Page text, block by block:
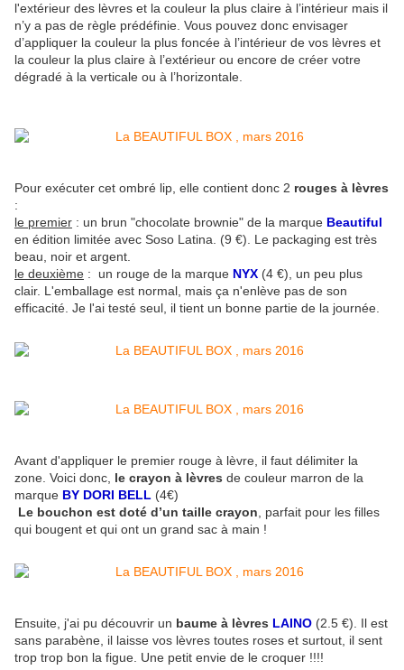
l'extérieur des lèvres et la couleur la plus claire à l’intérieur mais il
n’y a pas de règle prédéfinie. Vous pouvez donc envisager
d’appliquer la couleur la plus foncée à l’intérieur de vos lèvres et
la couleur la plus claire à l’extérieur ou encore de créer votre
dégradé à la verticale ou à l’horizontale.
Pour exécuter cet ombré lip, elle contient donc 2 rouges à lèvres
:
le premier : un brun "chocolate brownie" de la marque Beautiful
en édition limitée avec Soso Latina. (9 €). Le packaging est très
beau, noir et argent.
le deuxième : un rouge de la marque NYX (4 €), un peu plus
clair. L'emballage est normal, mais ça n'enlève pas de son
efficacité. Je l'ai testé seul, il tient un bonne partie de la journée.
Avant d'appliquer le premier rouge à lèvre, il faut délimiter la
zone. Voici donc, le crayon à lèvres de couleur marron de la
marque BY DORI BELL (4€)
Le bouchon est doté d’un taille crayon , parfait pour les filles
qui bougent et qui ont un grand sac à main !
Ensuite, j'ai pu découvrir un baume à lèvres LAINO (2.5 €). Il est
sans parabène, il laisse vos lèvres toutes roses et surtout, il sent
trop trop bon la figue. Une petit envie de le croquer !!!!